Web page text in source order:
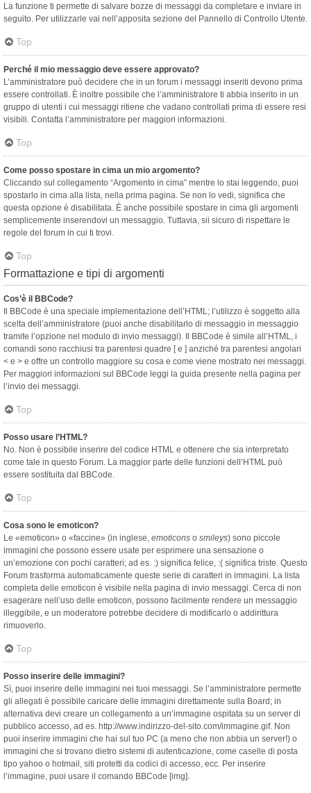
La funzione ti permette di salvare bozze di messaggi da completare e inviare in
seguito. Per utilizzarle vai nell’apposita sezione del Pannello di Controllo Utente.
Top
Perché il mio messaggio deve essere approvato?
L’amministratore può decidere che in un forum i messaggi inseriti devono prima
essere controllati. È inoltre possibile che l’amministratore ti abbia inserito in un
gruppo di utenti i cui messaggi ritiene che vadano controllati prima di essere resi
visibili. Contatta l’amministratore per maggiori informazioni.
Top
Come posso spostare in cima un mio argomento?
Cliccando sul collegamento “Argomento in cima” mentre lo stai leggendo, puoi
spostarlo in cima alla lista, nella prima pagina. Se non lo vedi, significa che
questa opzione è disabilitata. È anche possibile spostare in cima gli argomenti
semplicemente inserendovi un messaggio. Tuttavia, sii sicuro di rispettare le
regole del forum in cui ti trovi.
Top
Formattazione e tipi di argomenti
Cos’è il BBCode?
Il BBCode è una speciale implementazione dell’HTML; l’utilizzo è soggetto alla
scelta dell’amministratore (puoi anche disabilitarlo di messaggio in messaggio
tramite l’opzione nel modulo di invio messaggi). Il BBCode è simile all’HTML, i
comandi sono racchiusi tra parentesi quadre [ e ] anziché tra parentesi angolari
< e > e offre un controllo maggiore su cosa e come viene mostrato nei messaggi.
Per maggiori informazioni sul BBCode leggi la guida presente nella pagina per
l’invio dei messaggi.
Top
Posso usare l’HTML?
No. Non è possibile inserire del codice HTML e ottenere che sia interpretato
come tale in questo Forum. La maggior parte delle funzioni dell’HTML può
essere sostituita dal BBCode.
Top
Cosa sono le emoticon?
Le «emoticon» o «faccine» (in inglese, emoticons o smileys) sono piccole
immagini che possono essere usate per esprimere una sensazione o
un’emozione con pochi caratteri; ad es. :) significa felice, :( significa triste. Questo
Forum trasforma automaticamente queste serie di caratteri in immagini. La lista
completa delle emoticon è visibile nella pagina di invio messaggi. Cerca di non
esagerare nell’uso delle emoticon, possono facilmente rendere un messaggio
illeggibile, e un moderatore potrebbe decidere di modificarlo o addirittura
rimuoverlo.
Top
Posso inserire delle immagini?
Sì, puoi inserire delle immagini nei tuoi messaggi. Se l’amministratore permette
gli allegati è possibile caricare delle immagini direttamente sulla Board; in
alternativa devi creare un collegamento a un’immagine ospitata su un server di
pubblico accesso, ad es. http://www.indirizzo-del-sito.com/immagine.gif. Non
puoi inserire immagini che hai sul tuo PC (a meno che non abbia un server!) o
immagini che si trovano dietro sistemi di autenticazione, come caselle di posta
tipo yahoo o hotmail, siti protetti da codici di accesso, ecc. Per inserire
l’immagine, puoi usare il comando BBCode [img].